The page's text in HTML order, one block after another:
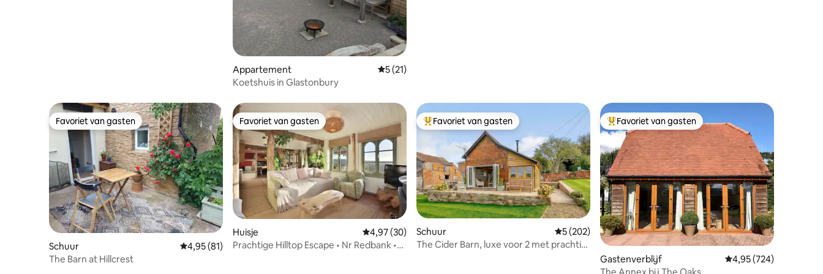
Appartement Gemiddelde beoordeling van 5 op 5, 21 recensies
5 (21)
Koetshuis in Glastonbury
Favoriet van gasten
Favoriet van gasten
Schuur Gemiddelde beoordeling van 4,95 op 5, 81 recensies
4,95 (81)
The Barn at Hillcrest
Favoriet van gasten
Favoriet van gasten
Huisje Gemiddelde beoordeling van 4,97 op 5, 30 recensies
4,97 (30)
Prachtige Hilltop Escape • Nr Redbank •
Topfavoriet van gasten
Favoriet van gasten
Schuur Gemiddelde beoordeling van 5 op 5, 202 recensies
5 (202)
The Cider Barn, luxe voor 2 met prachtig
Topfavoriet van gasten
Favoriet van gasten
Gastenverblijf Gemiddelde
4,95 (724)